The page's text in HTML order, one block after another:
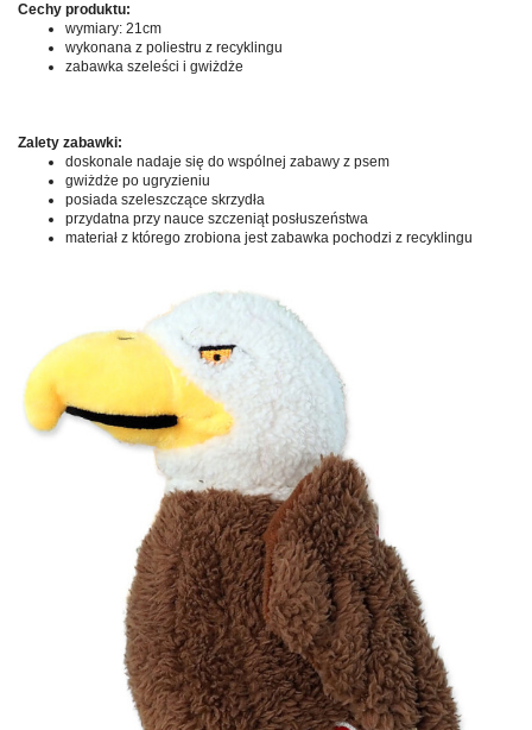
Cechy produktu:
wymiary: 21cm
wykonana z poliestru z recyklingu
zabawka szeleści i gwiżdże
Zalety zabawki:
doskonale nadaje się do wspólnej zabawy z psem
gwiżdże po ugryzieniu
posiada szeleszczące skrzydła
przydatna przy nauce szczeniąt posłuszeństwa
materiał z którego zrobiona jest zabawka pochodzi z recyklingu